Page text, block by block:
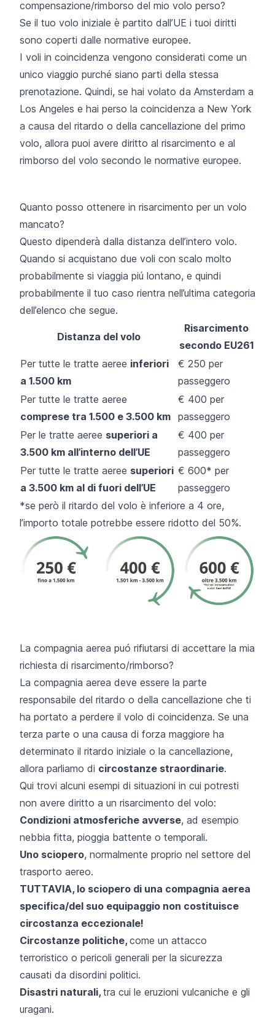
compensazione/rimborso del mio volo perso?
Se il tuo volo iniziale è partito dall’UE i tuoi diritti
sono coperti dalle normative europee.
I voli in coincidenza vengono considerati come un
unico viaggio purché siano parti della stessa
prenotazione. Quindi, se hai volato da Amsterdam a
Los Angeles e hai perso la coincidenza a New York
a causa del ritardo o della cancellazione del primo
volo, allora puoi avere diritto al risarcimento e al
rimborso del volo secondo le normative europee.
Quanto posso ottenere in risarcimento per un volo
mancato?
Questo dipenderà dalla distanza dell’intero volo.
Quando si acquistano due voli con scalo molto
probabilmente si viaggia piú lontano, e quindi
probabilmente il tuo caso rientra nell’ultima categoria
dell’elenco che segue.
Distanza del volo
Risarcimento
secondo EU261
Per tutte le tratte aeree inferiori
a 1.500 km
€ 250 per
passeggero
Per tutte le tratte aeree
comprese tra 1.500 e 3.500 km
€ 400 per
passeggero
Per le tratte aeree superiori a
3.500 km all’interno dell’UE
€ 400 per
passeggero
Per tutte le tratte aeree superiori
a 3.500 km al di fuori dell’UE
€ 600* per
passeggero
*se però il ritardo del volo è inferiore a 4 ore,
l’importo totale potrebbe essere ridotto del 50%.
La compagnia aerea puó rifiutarsi di accettare la mia
richiesta di risarcimento/rimborso?
La compagnia aerea deve essere la parte
responsabile del ritardo o della cancellazione che ti
ha portato a perdere il volo di coincidenza. Se una
terza parte o una causa di forza maggiore ha
determinato il ritardo iniziale o la cancellazione,
allora parliamo di circostanze straordinarie.
Qui trovi alcuni esempi di situazioni in cui potresti
non avere diritto a un risarcimento del volo:
Condizioni atmosferiche avverse, ad esempio
nebbia fitta, pioggia battente o temporali.
Uno sciopero, normalmente proprio nel settore del
trasporto aereo.
TUTTAVIA, lo sciopero di una compagnia aerea
specifica/del suo equipaggio non costituisce
circostanza eccezionale!
Circostanze politiche, come un attacco
terroristico o pericoli generali per la sicurezza
causati da disordini politici.
Disastri naturali, tra cui le eruzioni vulcaniche e gli
uragani.